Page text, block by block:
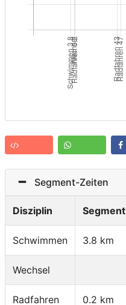
Segment-Zeiten
Disziplin Segment
Schwimmen 3.8 km
Wechsel
Radfahren 0.2 km